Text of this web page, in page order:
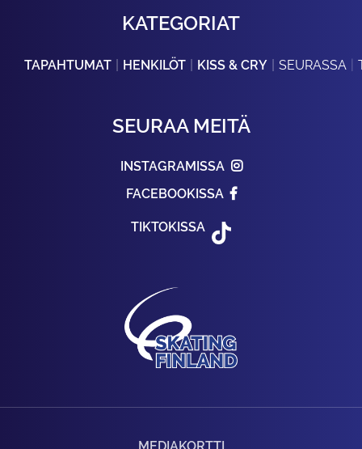
KATEGORIAT
TAPAHTUMAT HENKILÖT KISS & CRY SEURASSA
SEURAA MEITÄ
INSTAGRAMISSA
FACEBOOKISSA
TIKTOKISSA